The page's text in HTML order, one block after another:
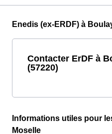
Enedis (ex-ERDF) à
Contacter ErDF à
(57220)
Informations utiles pour
Moselle